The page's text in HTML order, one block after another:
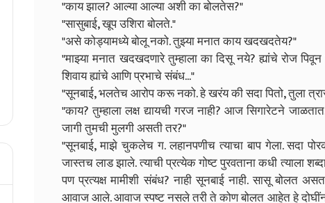
"काय झाल? आल्या आल्या अशी का बोलतेस?"
"सासुबाई, खूप उशिरा बोलते."
"असे कोड्यामध्ये बोलू नको. तुझ्या मनात काय खदखदतेय?"
"माझ्या मनात खदखदणारे तुम्हाला का दिसू नये? ह्यांचे रोज
शिवाय ह्यांचे आणि प्रभाचे संबंध..."
"सूनबाई, भलतेच आरोप करू नको. हे खरंय की सदा पितो, तुला
"काय? तुम्हाला लक्ष द्यायची गरज नाही? आज सिगारेटने
जागी तुमची मुलगी असती तर?"
"सूनबाई, माझे चुकलेच ग. लहानपणीच त्याचा बाप गेला. सदा
जास्तच लाड झाले. त्याची प्रत्येक गोष्ट पुरवताना कधी त्याला
पण प्रत्यक्ष मामीशी संबंध? नाही सूनबाई नाही. सासू बोलत
आवाज आले. आवाज स्पष्ट नसले तरी ते कोण बोलत आहेत हे